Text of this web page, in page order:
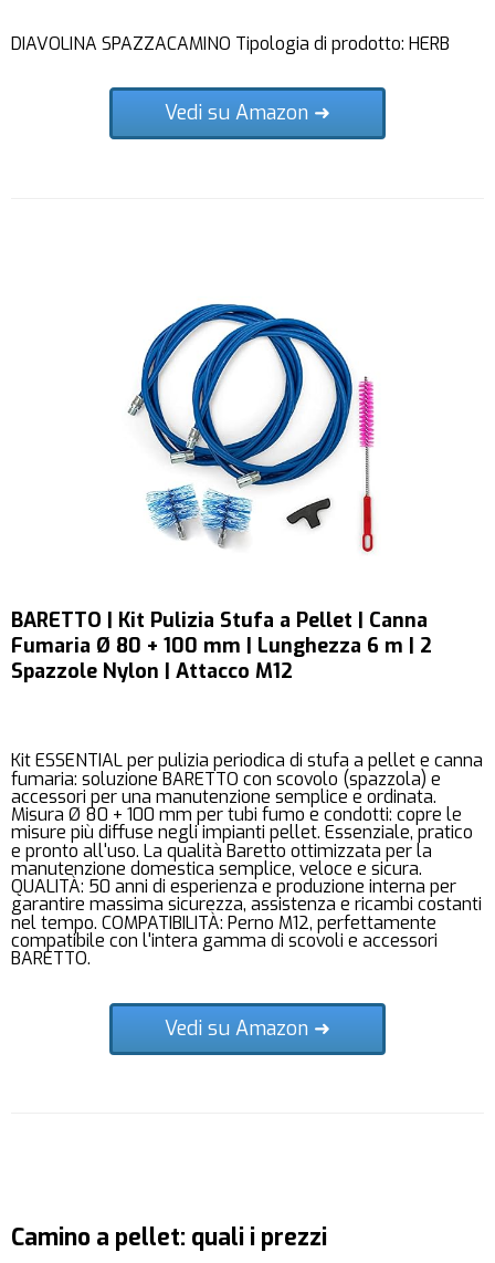
DIAVOLINA SPAZZACAMINO Tipologia di prodotto: HERB
Vedi su Amazon ➜
BARETTO | Kit Pulizia Stufa a Pellet | Canna
Fumaria Ø 80 + 100 mm | Lunghezza 6 m | 2
Spazzole Nylon | Attacco M12
Kit ESSENTIAL per pulizia periodica di stufa a pellet e canna
fumaria: soluzione BARETTO con scovolo (spazzola) e
accessori per una manutenzione semplice e ordinata.
Misura Ø 80 + 100 mm per tubi fumo e condotti: copre le
misure più diffuse negli impianti pellet. Essenziale, pratico
e pronto all'uso. La qualità Baretto ottimizzata per la
manutenzione domestica semplice, veloce e sicura.
QUALITÀ: 50 anni di esperienza e produzione interna per
garantire massima sicurezza, assistenza e ricambi costanti
nel tempo. COMPATIBILITÀ: Perno M12, perfettamente
compatibile con l'intera gamma di scovoli e accessori
BARETTO.
Vedi su Amazon ➜
Camino a pellet: quali i prezzi